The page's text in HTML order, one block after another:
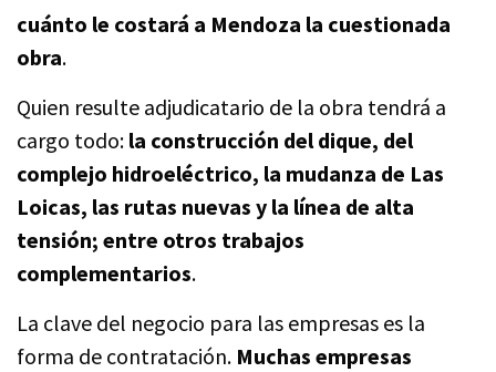
cuánto le costará a Mendoza la cuestionada
obra.
Quien resulte adjudicatario de la obra tendrá a
cargo todo: la construcción del dique, del
complejo hidroeléctrico, la mudanza de Las
Loicas, las rutas nuevas y la línea de alta
tensión; entre otros trabajos
complementarios.
La clave del negocio para las empresas es la
forma de contratación. Muchas empresas